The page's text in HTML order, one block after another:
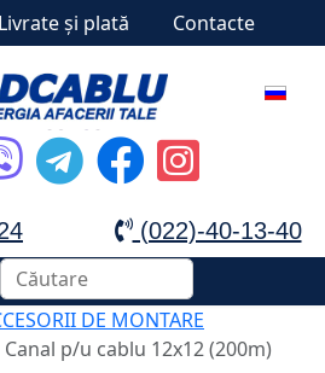
Livrate și plată Contacte
(022)-40-13-40
DE MONTARE
Canal p/u cablu 12x12 (200m)